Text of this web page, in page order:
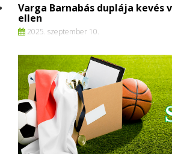
Varga Barnabás duplája kevés
ellen
2025. szeptember 10.